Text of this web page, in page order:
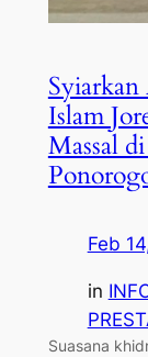
Islam
Massal
Feb
in
Suasana